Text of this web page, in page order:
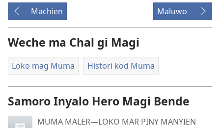
Machien Maluwo
Weche ma Chal gi Magi
Loko mag Muma Histori kod Muma
Samoro Inyalo Hero Magi Bende
MUMA MALER—LOKO MAR PINY MANYIEN